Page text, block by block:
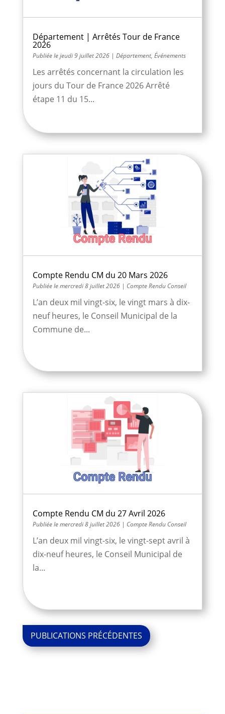
Département | Arrêtés Tour de France
2026
jeudi 9 juillet 2026| Département, Événements
Les arrêtés concernant la circulation les
jours du Tour de France 2026 Arrêté
étape 11 du 15...
Compte Rendu CM du 20 Mars 2026
mercredi 8 juillet 2026| Compte Rendu Conseil
L’an deux mil vingt-six, le vingt mars à dix-
neuf heures, le Conseil Municipal de la
Commune de...
Compte Rendu CM du 27 Avril 2026
mercredi 8 juillet 2026| Compte Rendu Conseil
L’an deux mil vingt-six, le vingt-sept avril à
dix-neuf heures, le Conseil Municipal de
la...
précédentes